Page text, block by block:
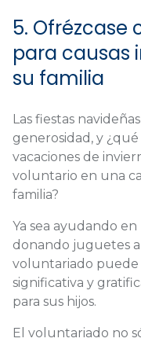
5. Ofrézcase
para causas
su familia
Las fiestas
generosidad, y
vacaciones de
voluntario en una
familia?
Ya sea ayudando
donando juguetes a
voluntariado puede
significativa y
para sus hijos.
El voluntariado no